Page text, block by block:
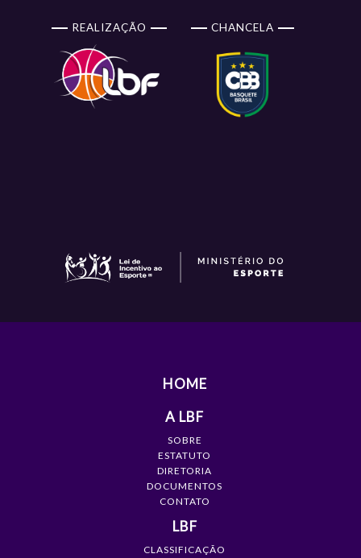
REALIZAÇÃO CHANCELA
HOME
A LBF
SOBRE
ESTATUTO
DIRETORIA
DOCUMENTOS
CONTATO
LBF
CLASSIFICAÇÃO